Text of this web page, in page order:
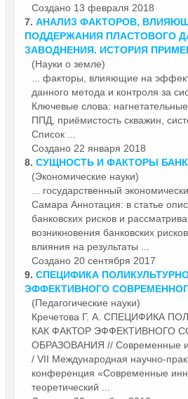
Создано 13 февраля 2018
7. АНАЛИЗ ФАКТОРОВ,
ПОДДЕРЖАНИЯ ПЛАСТОВОГО
ЗАВОДНЕНИЯ. ИСТОРИЯ
(Науки о земле)
факторы, влияющие на
данного метода и контроля за
Ключевые слова:
ППД, приёмистость скважин,
Список ...
Создано 22 января 2018
8. СУЩНОСТЬ И ФАКТОРЫ
(Экономические науки)
... государственный
Самара Аннотация: в статье
банковских рисков и
возникновения банковских
влияния на результаты ...
Создано 20 сентября 2017
9. СПЕЦИФИКА
ЭФФЕКТИВНОГО
(Педагогические науки)
Кречетова Г. А. СПЕЦИФИКА
КАК ФАКТОР ЭФФЕКТИВНОГО
ОБРАЗОВАНИЯ // Современные
/ VII Международная научно-
конференция «Современные
теоретический ...